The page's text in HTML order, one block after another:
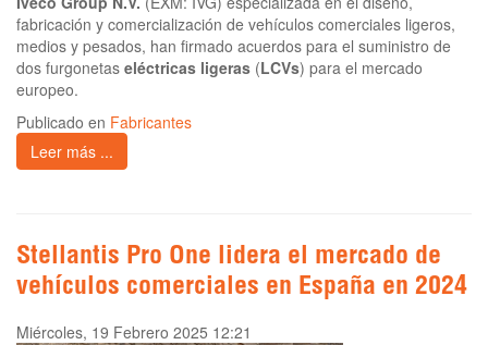
fabricación y comercialización de vehículos comerciales ligeros,
medios y pesados, han firmado acuerdos para el suministro de
dos furgonetas eléctricas ligeras (LCVs) para el mercado
europeo.
Publicado en Fabricantes
Leer más ...
Stellantis Pro One lidera el mercado de
vehículos comerciales en España en 2024
Miércoles, 19 Febrero 2025 12:21